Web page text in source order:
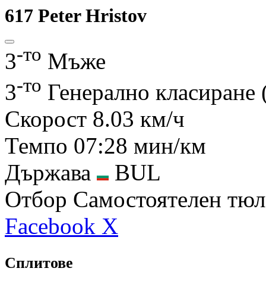
617 Peter Hristov
3-то Mъже
3-то Генерално
Скорост 8.03 км/ч
Темпо 07:28 мин/км
Държава
BUL
Отбор Самостоятелен
Facebook X
Сплитове